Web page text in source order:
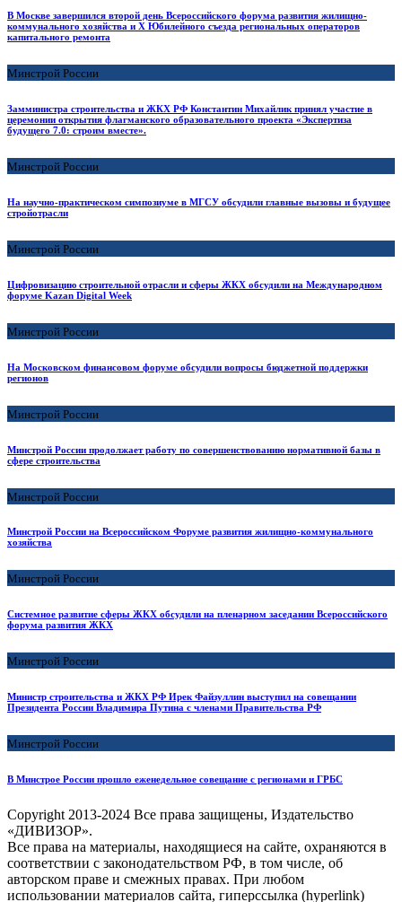
В Москве завершился второй день Всероссийского форума развития жилищно-
коммунального хозяйства и X Юбилейного съезда региональных операторов
капитального ремонта
Минстрой России
Замминистра строительства и ЖКХ РФ Константин Михайлик принял участие в
церемонии открытия флагманского образовательного проекта «Экспертиза
будущего 7.0: строим вместе».
Минстрой России
На научно-практическом симпозиуме в МГСУ обсудили главные вызовы и будущее
стройотрасли
Минстрой России
Цифровизацию строительной отрасли и сферы ЖКХ обсудили на Международном
форуме Kazan Digital Week
Минстрой России
На Московском финансовом форуме обсудили вопросы бюджетной поддержки
регионов
Минстрой России
Минстрой России продолжает работу по совершенствованию нормативной базы в
сфере строительства
Минстрой России
Минстрой России на Всероссийском Форуме развития жилищно-коммунального
хозяйства
Минстрой России
Системное развитие сферы ЖКХ обсудили на пленарном заседании Всероссийского
форума развития ЖКХ
Минстрой России
Министр строительства и ЖКХ РФ Ирек Файзуллин выступил на совещании
Президента России Владимира Путина с членами Правительства РФ
Минстрой России
В Минстрое России прошло еженедельное совещание с регионами и ГРБС
Copyright 2013-2024 Все права защищены, Издательство
«ДИВИЗОР».
Все права на материалы, находящиеся на сайте, охраняются в
соответствии с законодательством РФ, в том числе, об
авторском праве и смежных правах. При любом
использовании материалов сайта, гиперссылка (hyperlink)